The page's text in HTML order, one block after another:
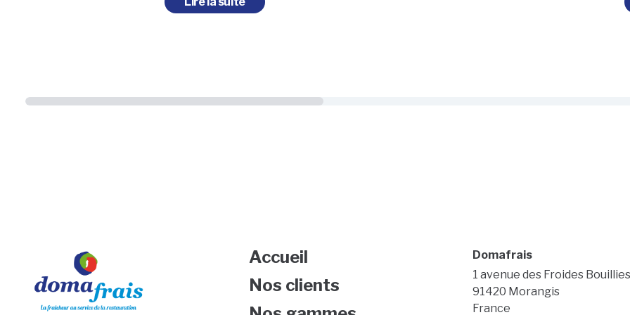
Accueil
Nos clients
Domafrais
1 avenue des Froides Bouillies
91420 Morangis
France